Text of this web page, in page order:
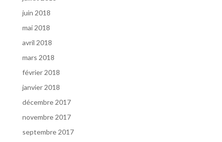
juin 2018
mai 2018
avril 2018
mars 2018
février 2018
janvier 2018
décembre 2017
novembre 2017
septembre 2017